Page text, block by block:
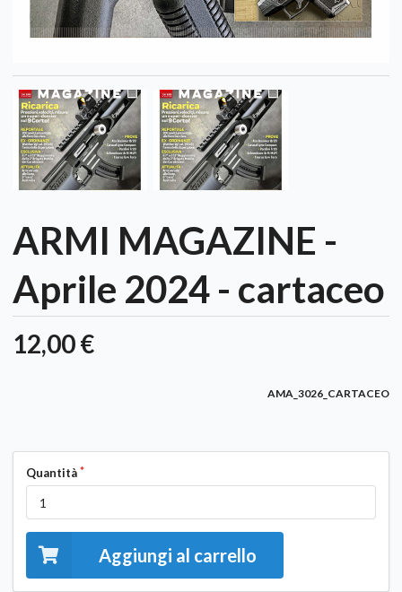
ARMI MAGAZINE -
Aprile 2024 - cartaceo
12,00 €
AMA_3026_CARTACEO
Quantità
Aggiungi al carrello